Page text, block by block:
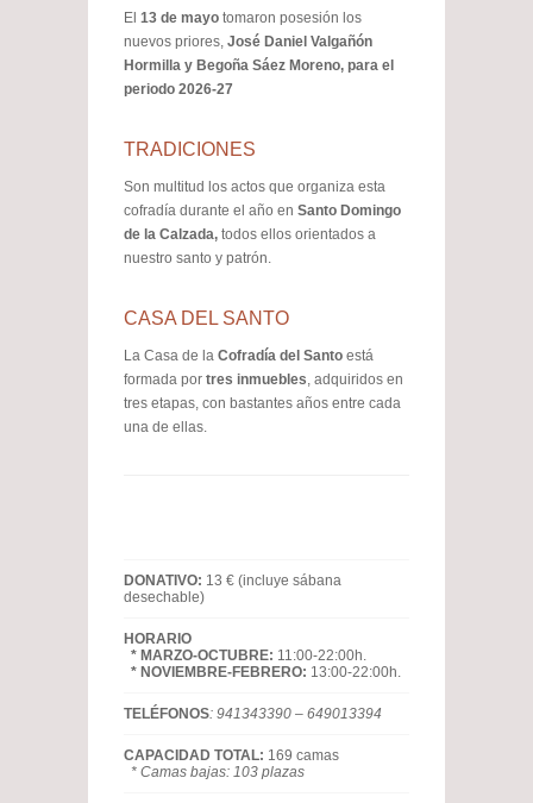
El 13 de mayo tomaron posesión los
nuevos priores, José Daniel Valgañón
Hormilla y Begoña Sáez Moreno, para el
periodo 2026-27
TRADICIONES
Son multitud los actos que organiza esta
cofradía durante el año en Santo Domingo
de la Calzada, todos ellos orientados a
nuestro santo y patrón.
CASA DEL SANTO
La Casa de la Cofradía del Santo está
formada por tres inmuebles, adquiridos en
tres etapas, con bastantes años entre cada
una de ellas.
DONATIVO: 13 € (incluye sábana
desechable)
HORARIO
* MARZO-OCTUBRE: 11:00-22:00h.
* NOVIEMBRE-FEBRERO: 13:00-22:00h.
TELÉFONOS: 941343390 – 649013394
CAPACIDAD TOTAL: 169 camas
* Camas bajas: 103 plazas